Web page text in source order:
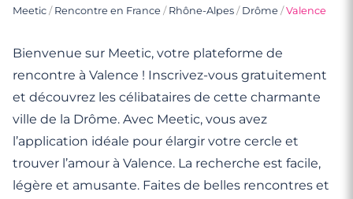
Meetic / Rencontre en France / Rhône-Alpes / Drôme /Valence
Bienvenue sur Meetic, votre plateforme de
rencontre à Valence ! Inscrivez-vous gratuitement
et découvrez les célibataires de cette charmante
ville de la Drôme. Avec Meetic, vous avez
l’application idéale pour élargir votre cercle et
trouver l’amour à Valence. La recherche est facile,
légère et amusante. Faites de belles rencontres et